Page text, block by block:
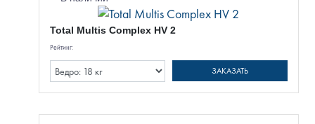
Total Multis Complex HV 2
Рейтинг:
ЗАКАЗАТЬ